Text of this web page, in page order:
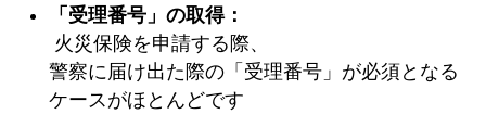
「受理番号」の取得：
火災保険を申請する際、
警察に届け出た際の「受理番号」が必須となる
ケースがほとんどです